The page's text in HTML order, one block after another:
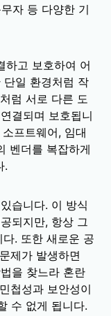
자 등 다양한 기
하고 보호하여 어
일 환경처럼 작
럼 서로 다른 도
결되며 보호됩니
프트웨어, 임대
벤더를 복잡하게
.
습니다. 이 방식
되지만, 항상 그
. 또한 새로운 공
제가 발생하면
을 찾느라 혼란
첩성과 보안성이
수 없게 됩니다.